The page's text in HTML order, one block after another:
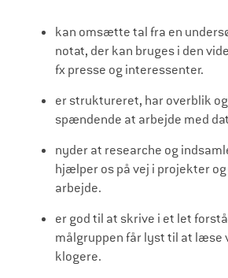
kan omsætte tal fra en
notat, der kan bruges i den
fx presse og interessenter.
er struktureret, har overblik
spændende at arbejde med
nyder at researche og
hjælper os på vej i projekter
arbejde.
er god til at skrive i et let
målgruppen får lyst til at læse
klogere.